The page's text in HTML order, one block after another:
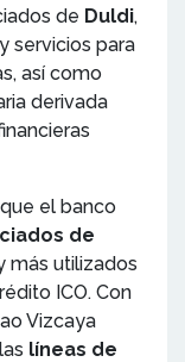
de Duldi,
servicios para
así como
derivada
el banco
de
más utilizados
ICO. Con
Vizcaya
líneas de